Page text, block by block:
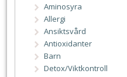
Aminosyra
Allergi
Ansiktsvård
Antioxidanter
Barn
Detox/Viktkontroll